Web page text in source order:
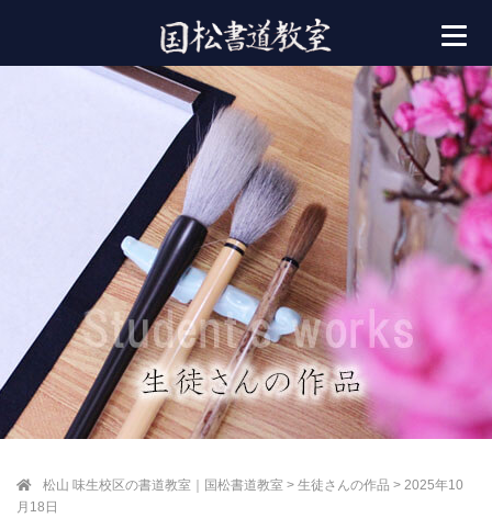
松山 味生校区の書道教室｜国松書道教室 > 生徒さんの作品 > 2025年10
月18日